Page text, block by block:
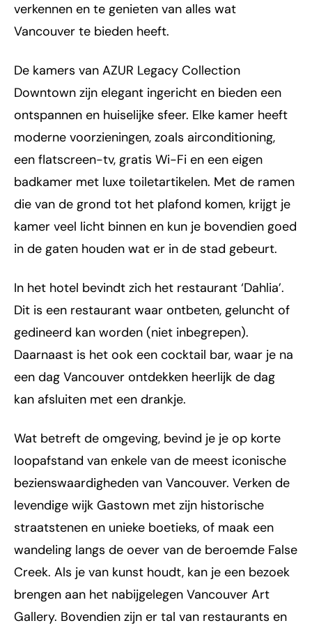
verkennen en te genieten van alles wat
Vancouver te bieden heeft.
De kamers van AZUR Legacy Collection
Downtown zijn elegant ingericht en bieden een
ontspannen en huiselijke sfeer. Elke kamer heeft
moderne voorzieningen, zoals airconditioning,
een flatscreen-tv, gratis Wi-Fi en een eigen
badkamer met luxe toiletartikelen. Met de ramen
die van de grond tot het plafond komen, krijgt je
kamer veel licht binnen en kun je bovendien goed
in de gaten houden wat er in de stad gebeurt.
In het hotel bevindt zich het restaurant ‘Dahlia’.
Dit is een restaurant waar ontbeten, geluncht of
gedineerd kan worden (niet inbegrepen).
Daarnaast is het ook een cocktail bar, waar je na
een dag Vancouver ontdekken heerlijk de dag
kan afsluiten met een drankje.
Wat betreft de omgeving, bevind je je op korte
loopafstand van enkele van de meest iconische
bezienswaardigheden van Vancouver. Verken de
levendige wijk Gastown met zijn historische
straatstenen en unieke boetieks, of maak een
wandeling langs de oever van de beroemde False
Creek. Als je van kunst houdt, kan je een bezoek
brengen aan het nabijgelegen Vancouver Art
Gallery. Bovendien zijn er tal van restaurants en